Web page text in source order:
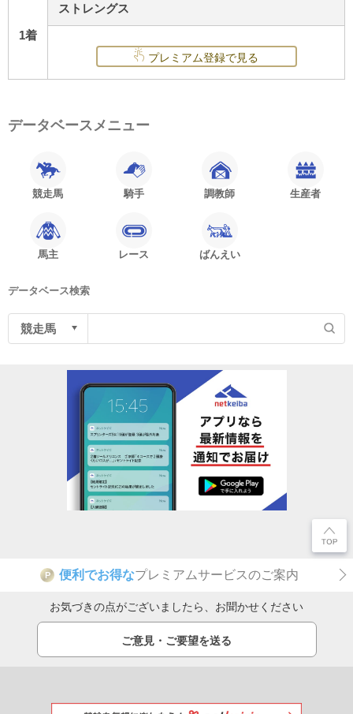
1着
ストレングス
プレミアム登録で見る
データベースメニュー
競走馬 騎手 調教師 生産者
馬主 レース ばんえい
データベース検索
P 便利でお得なプレミアムサービスのご案内
お気づきの点がございましたら、お聞かせください
ご意見・ご要望を送る